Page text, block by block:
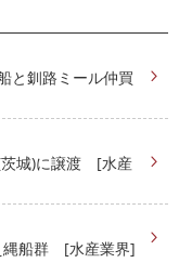
と釧路ミール仲買
茨城)に譲渡 [水産
縄船群 [水産業界]